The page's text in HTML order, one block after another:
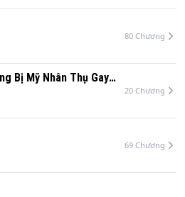
80 Chương
Bị Mỹ Nhân Thụ Gay
20 Chương
69 Chương